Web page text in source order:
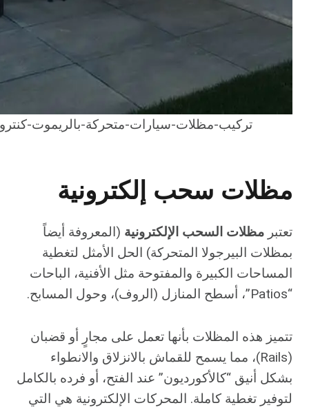
تركيب-مظلات-سيارات-متحركة-بالريموت-
مظلات سحب إلكترونية
تعتبر مظلات السحب الإلكترونية (المعروفة أيضاً
بمظلات البيرجولا المتحركة) الحل الأمثل لتغطية
المساحات الكبيرة والمفتوحة مثل الأفنية، الباحات
“Patios”، أسطح المنازل (الروف)، وحول المسابح.
تتميز هذه المظلات بأنها تعمل على مجارٍ أو قضبان
(Rails)، مما يسمح للقماش بالانزلاق والانطواء
بشكل أنيق “كالأكورديون” عند الفتح، أو فرده بالكامل
لتوفير تغطية كاملة. المحركات الإلكترونية هي التي